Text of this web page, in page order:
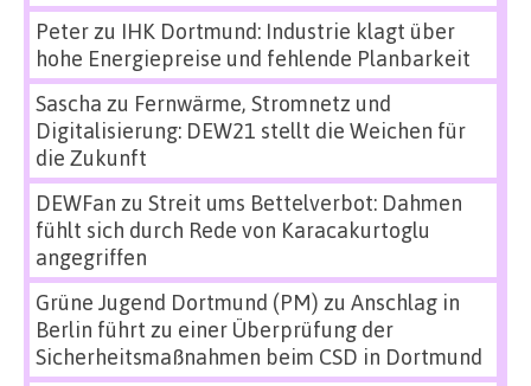
Peterzu IHK Dortmund: Industrie klagt über
hohe Energiepreise und fehlende Planbarkeit
Sascha zu Fernwärme, Stromnetz und
Digitalisierung: DEW21 stellt die Weichen für
die Zukunft
DEWFan zu Streit ums Bettelverbot: Dahmen
fühlt sich durch Rede von Karacakurtoglu
angegriffen
Grüne Jugend Dortmund (PM) zu Anschlag in
Berlin führt zu einer Überprüfung der
Sicherheitsmaßnahmen beim CSD in Dortmund